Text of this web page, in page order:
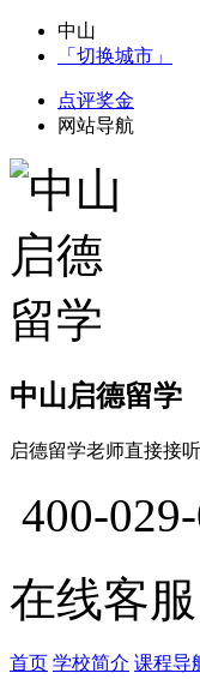
中山
「切换城市」
点评奖金
网站导航
中山启德留学
启德留学老师直接接听
400-
在线客服
首页 学校简介 课程导